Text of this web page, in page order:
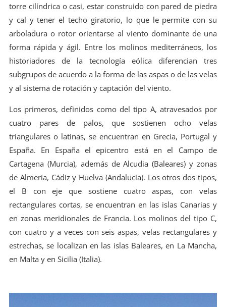
torre cilíndrica o casi, estar construido con pared de piedra
y cal y tener el techo giratorio, lo que le permite con su
arboladura o rotor orientarse al viento dominante de una
forma rápida y ágil. Entre los molinos mediterráneos, los
historiadores de la tecnología eólica diferencian tres
subgrupos de acuerdo a la forma de las aspas o de las velas
y al sistema de rotación y captación del viento.
Los primeros, definidos como del tipo A, atravesados por
cuatro pares de palos, que sostienen ocho velas
triangulares o latinas, se encuentran en Grecia, Portugal y
España. En España el epicentro está en el Campo de
Cartagena (Murcia), además de Alcudia (Baleares) y zonas
de Almería, Cádiz y Huelva (Andalucía). Los otros dos tipos,
el B con eje que sostiene cuatro aspas, con velas
rectangulares cortas, se encuentran en las islas Canarias y
en zonas meridionales de Francia. Los molinos del tipo C,
con cuatro y a veces con seis aspas, velas rectangulares y
estrechas, se localizan en las islas Baleares, en La Mancha,
en Malta y en Sicilia (Italia).